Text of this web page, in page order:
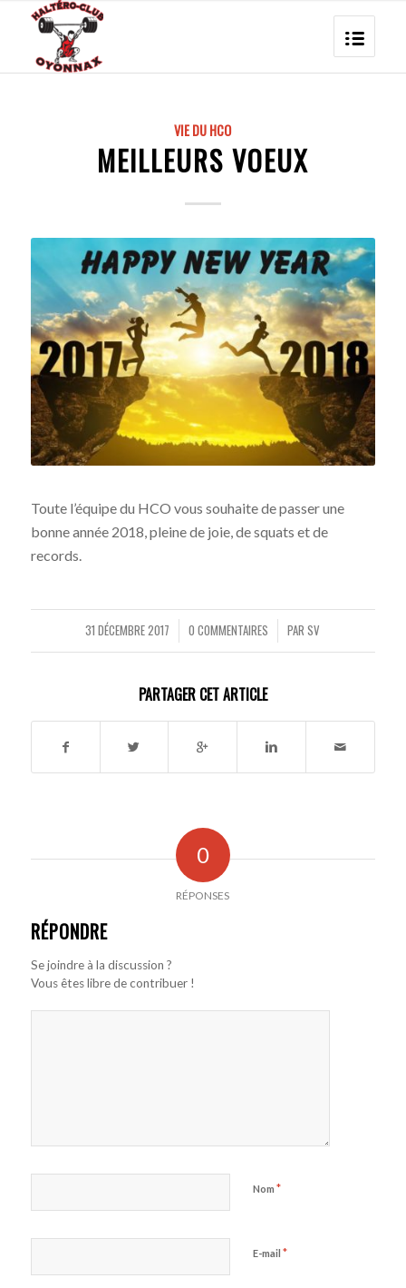
VIE DU HCO
MEILLEURS VOEUX
Toute l’équipe du HCO vous souhaite de passer une
bonne année 2018, pleine de joie, de squats et de
records.
31 DÉCEMBRE 2017
/ 0 COMMENTAIRES
/ PARSV
PARTAGER CET ARTICLE
0
RÉPONSES
RÉPONDRE
Se joindre à la discussion ?
Vous êtes libre de contribuer !
Nom *
E-mail *